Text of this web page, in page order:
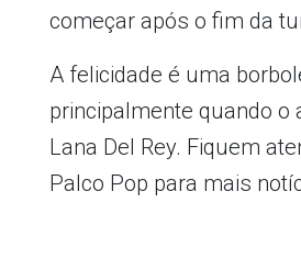
começar após o fim da
A felicidade é uma
principalmente quando o
Lana Del Rey. Fiquem
Palco Pop para mais